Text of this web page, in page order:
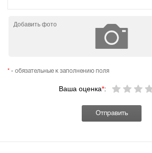
Добавить фото
Ваша оценка*:
* - обязательные к заполнению поля